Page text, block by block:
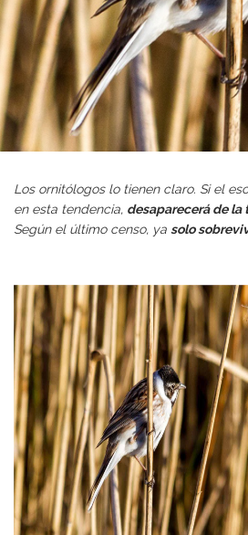
Los ornitólogos lo tienen claro. Si el
en esta tendencia, desaparecerá de la
Según el último censo, ya solo